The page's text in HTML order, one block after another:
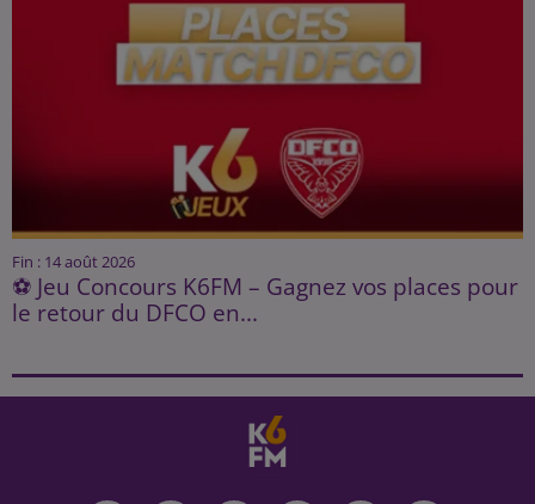
Fin : 14 août 2026
⚽ Jeu Concours K6FM – Gagnez vos places pour
le retour du DFCO en...